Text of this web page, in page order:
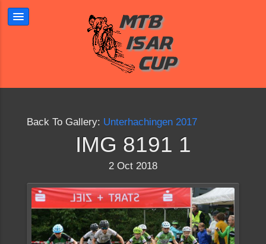
Back To Gallery: Unterhachingen 2017
IMG 8191 1
2 Oct 2018